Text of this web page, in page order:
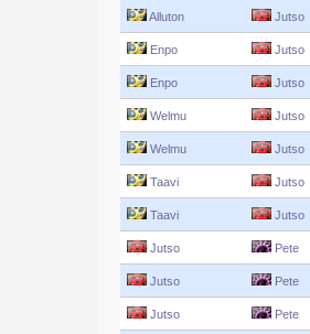
Alluton Jutso
Enpo Jutso
Enpo Jutso
Welmu Jutso
Welmu Jutso
Taavi Jutso
Taavi Jutso
Jutso Pete
Jutso Pete
Jutso Pete